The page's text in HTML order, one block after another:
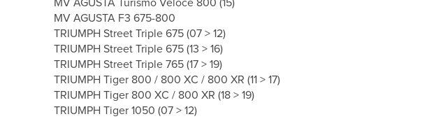
MV AGUSTA Turismo Veloce 800 (15)
MV AGUSTA F3 675-800
TRIUMPH Street Triple 675 (07 > 12)
TRIUMPH Street Triple 675 (13 > 16)
TRIUMPH Street Triple 765 (17 > 19)
TRIUMPH Tiger 800 / 800 XC / 800 XR (11 > 17)
TRIUMPH Tiger 800 XC / 800 XR (18 > 19)
TRIUMPH Tiger 1050 (07 > 12)